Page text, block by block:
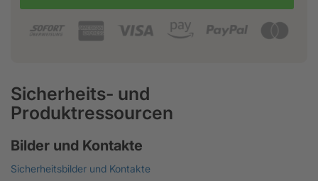
Sicherheits- und
Produktressourcen
Bilder und Kontakte
Sicherheitsbilder und Kontakte